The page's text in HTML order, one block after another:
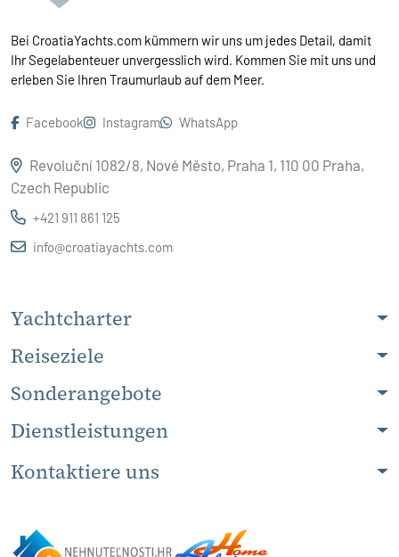
Bei CroatiaYachts.com kümmern wir uns um jedes Detail, damit
Ihr Segelabenteuer unvergesslich wird. Kommen Sie mit uns und
erleben Sie Ihren Traumurlaub auf dem Meer.
Facebook Instagram WhatsApp
Revoluční 1082/8, Nové Město, Praha 1, 110 00 Praha,
Czech Republic
+421 911 861 125
info@croatiayachts.com
Yachtcharter
Reiseziele
Sonderangebote
Dienstleistungen
Kontaktiere uns